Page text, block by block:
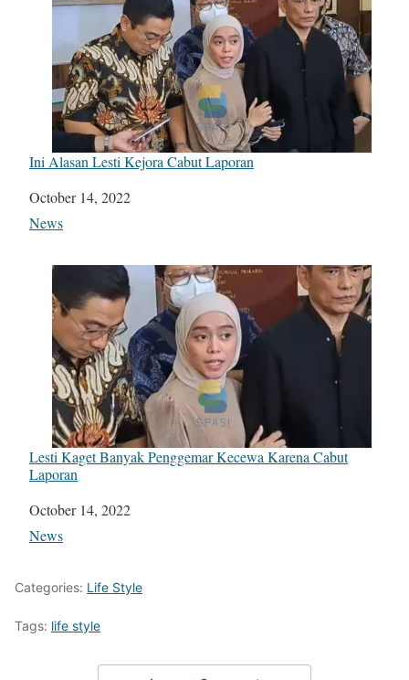
Ini Alasan Lesti Kejora Cabut Laporan
Date
October 14, 2022
In relation to
News
Lesti Kaget Banyak Penggemar Kecewa Karena Cabut
Laporan
Date
October 14, 2022
In relation to
News
Categories: Life Style
Tags: life style